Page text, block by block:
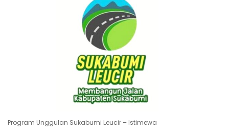
Program Unggulan Sukabumi Leucir – Istimewa